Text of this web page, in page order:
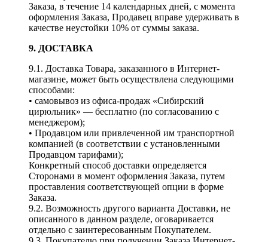
Заказа, в течение 14 календарных дней, с момента
оформления Заказа, Продавец вправе удерживать в
качестве неустойки 10% от суммы заказа.
9. ДОСТАВКА
9.1. Доставка Товара, заказанного в Интернет-
магазине, может быть осуществлена следующими
способами:
• самовывоз из офиса-продаж «Сибирский
цирюльник» — бесплатно (по согласованию с
менеджером);
• Продавцом или привлеченной им транспортной
компанией (в соответствии с установленными
Продавцом тарифами);
Конкретный способ доставки определяется
Сторонами в момент оформления Заказа, путем
проставления соответствующей опции в форме
Заказа.
9.2. Возможность другого варианта Доставки, не
описанного в данном разделе, оговаривается
отдельно с заинтересованным Покупателем.